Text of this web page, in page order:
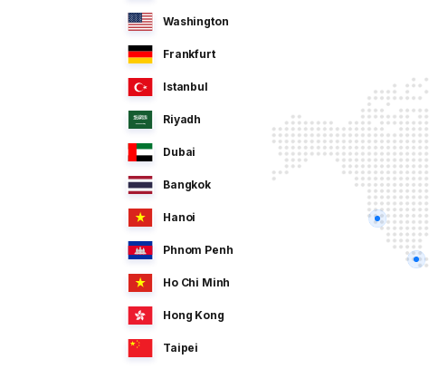
Washington
Frankfurt
Istanbul
Riyadh
Dubai
Bangkok
Hanoi
Phnom Penh
Ho Chi Minh
Hong Kong
Taipei